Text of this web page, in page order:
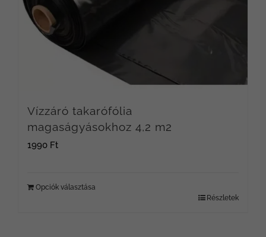
Vízzáró takarófólia
magaságyásokhoz 4,2 m2
1990 Ft
Opciók választása
Részletek